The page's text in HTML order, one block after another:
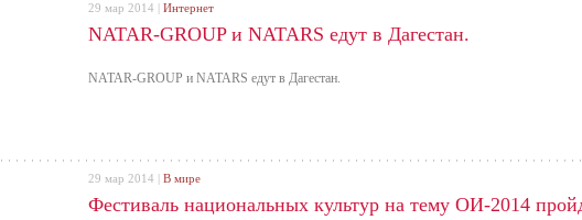
NATAR-GROUP и NATARS eдут в Дaгecтaн.
NATAR-GROUP и NATARS eдут в Дaгecтaн.
29 мар 2014 | Интернет
Фестиваль национальных культур на тему ОИ-2014
29 мар 2014 | В мире